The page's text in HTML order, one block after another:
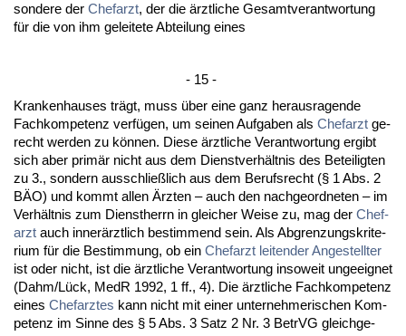
son­de­re der Chef­arzt, der die ärzt­li­che Ge­samt­ver­ant­wor­tung
für die von ihm ge­lei­te­te Ab­tei­lung ei­nes
- 15 -
Kran­ken­hau­ses trägt, muss über ei­ne ganz her­aus­ra­gen­de
Fach­kom­pe­tenz verfügen, um sei­nen Auf­ga­ben als Chef­arzt ge­
recht wer­den zu können. Die­se ärzt­li­che Ver­ant­wor­tung er­gibt
sich aber primär nicht aus dem Dienst­verhält­nis des Be­tei­lig­ten
zu 3., son­dern aus­sch­ließlich aus dem Be­rufs­recht (§ 1 Abs. 2
BÄO) und kommt al­len Ärz­ten – auch den nach­ge­ord­ne­ten – im
Verhält­nis zum Dienst­herrn in glei­cher Wei­se zu, mag der Chef­
arzt auch in­nerärzt­lich be­stim­mend sein. Als Ab­gren­zungs­kri­te­
ri­um für die Be­stim­mung, ob ein Chef­arzt lei­ten­der An­ge­stell­ter
ist oder nicht, ist die ärzt­li­che Ver­ant­wor­tung in­so­weit un­ge­eig­net
(Dahm/Lück, Me­dR 1992, 1 ff., 4). Die ärzt­li­che Fach­kom­pe­tenz
ei­nes Chef­arz­tes kann nicht mit ei­ner un­ter­neh­me­ri­schen Kom­
pe­tenz im Sin­ne des § 5 Abs. 3 Satz 2 Nr. 3 Be­trVG gleich­ge­